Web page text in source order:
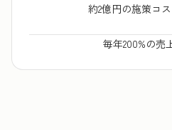
約2億円の施策コ
毎年200%の売